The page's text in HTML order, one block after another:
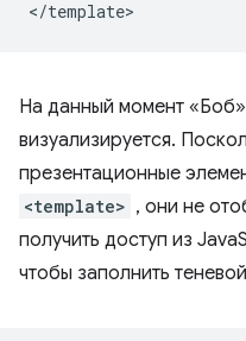
На данный момент
визуализируется.
презентационные
<template> , они не
получить доступ из
чтобы заполнить